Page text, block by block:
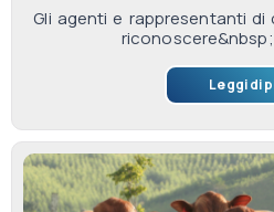
Gli agenti e rappresentanti
Leggi di